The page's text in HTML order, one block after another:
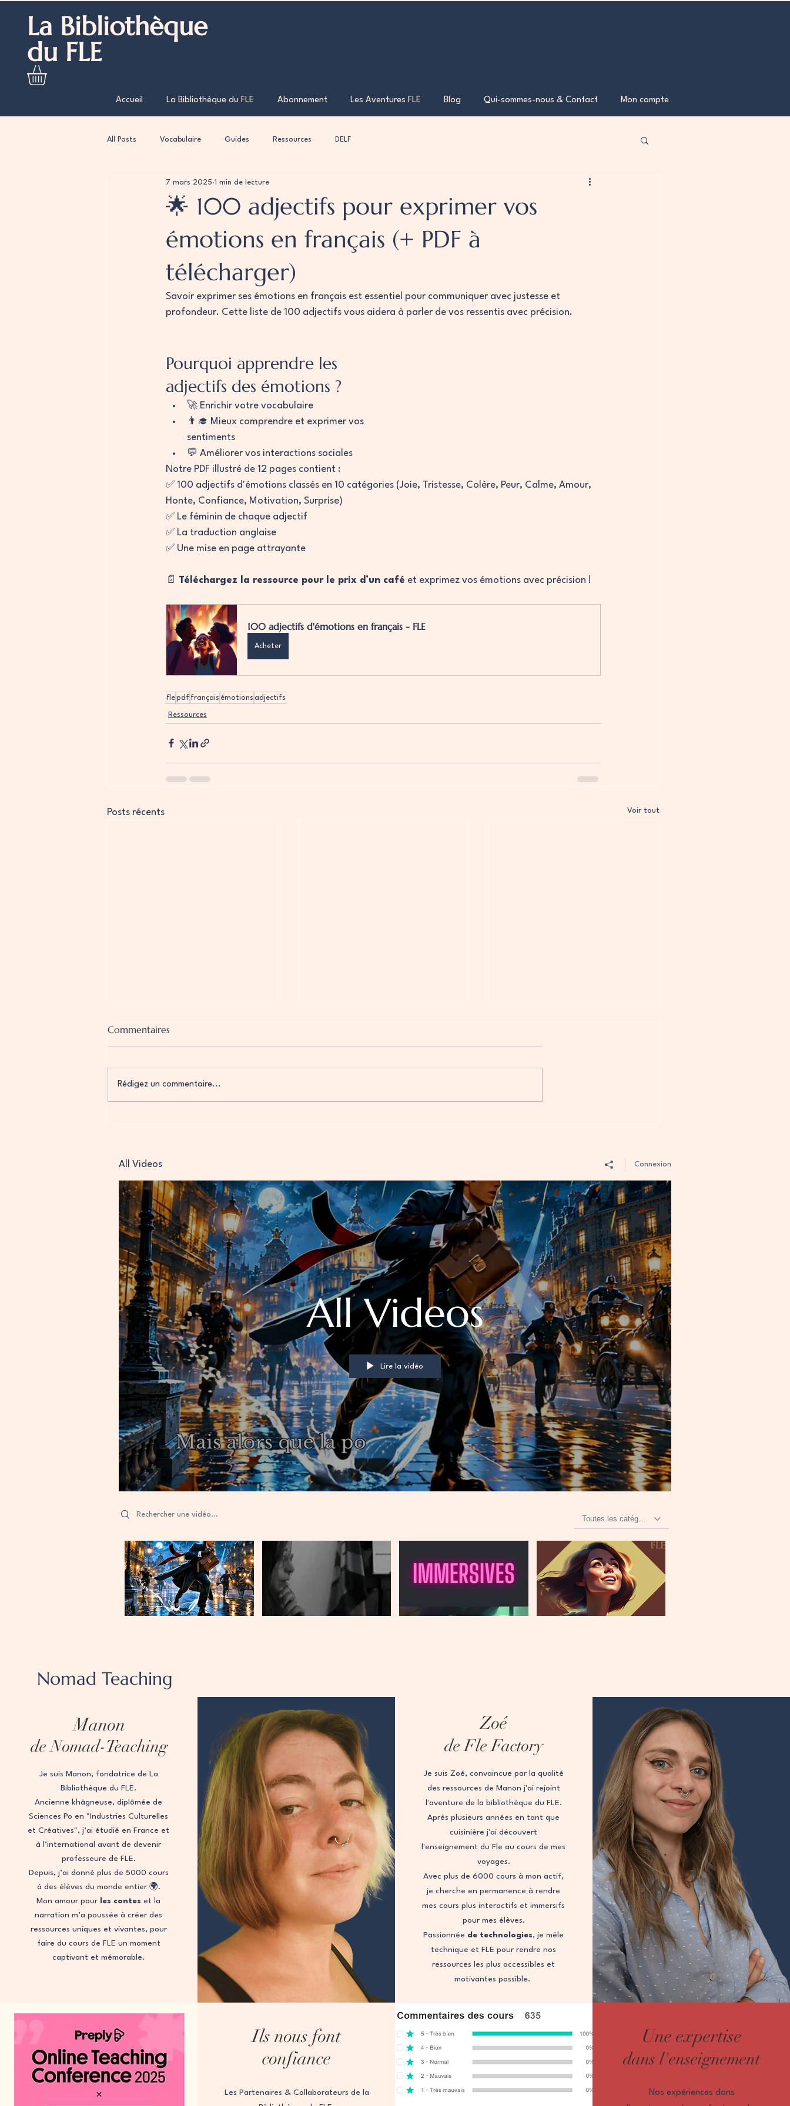
La Bibliothèque
du FLE
Accueil La Bibliothèque du FLE Abonnement Les Aventures FLE Blog Qui-sommes-nous & Contact Mon compte
All Posts Vocabulaire Guides Ressources DELF
🌟 100 adjectifs pour exprimer vos
émotions en français (+ PDF à
télécharger)
7 mars 2025 1 min de lecture
Savoir exprimer ses émotions en français est essentiel pour communiquer avec justesse et
profondeur. Cette liste de 100 adjectifs vous aidera à parler de vos ressentis avec précision.
Pourquoi apprendre les
adjectifs des émotions ?
🚀 Enrichir votre vocabulaire
👨‍🎓 Mieux comprendre et exprimer vos
sentiments
💬 Améliorer vos interactions sociales
Notre PDF illustré de 12 pages contient :
✅ 100 adjectifs d'émotions classés en 10 catégories (Joie, Tristesse, Colère, Peur, Calme, Amour,
Honte, Confiance, Motivation, Surprise)
✅ Le féminin de chaque adjectif
✅ La traduction anglaise
✅ Une mise en page attrayante
📄 Téléchargez la ressource pour le prix d’un café et exprimez vos émotions avec précision !
100 adjectifs d'émotions en français - FLE
Acheter
flepdf français émotions adjectifs
Ressources
Posts récents Voir tout
Commentaires
Rédigez un commentaire...
All Videos Connexion
All Videos
Lire la vidéo
Search videos
Toutes les catégories
Nomad Teaching
Manon
de Nomad-Teaching
Je suis Manon, fondatrice de La
Bibliothèque du FLE.
Ancienne khâgneuse, diplômée de
Sciences Po en "Industries Culturelles
et Créatives", j’ai étudié en France et
à l’international avant de devenir
professeure de FLE.
Depuis, j’ai donné plus de 5000 cours
à des élèves du monde entier 🌍.
Mon amour pour
les contes et la
narration m’a poussée à créer des
ressources uniques et vivantes, pour
faire du cours de FLE un moment
captivant et mémorable.
Zoé
de Fle Factory
Je suis Zoé, convaincue par la qualité
des ressources de Manon j'ai rejoint
l'aventure de la bibliothèque du FLE.
Après plusieurs années en tant que
cuisinière j'ai découvert
l'enseignement du Fle au cours de mes
voyages.
Avec plus de 6000 cours à mon actif,
je cherche en permanence à rendre
mes cours plus interactifs et immersifs
pour mes élèves.
Passionnée de technologies, je mêle
technique et FLE pour rendre nos
ressources les plus accessibles et
motivantes possible.
Ils nous font
confiance
Les Partenaires & Collaborateurs de la
Une expertise
dans l'enseignement
Nos expériences dans